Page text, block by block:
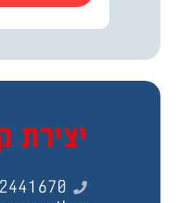
יצירת